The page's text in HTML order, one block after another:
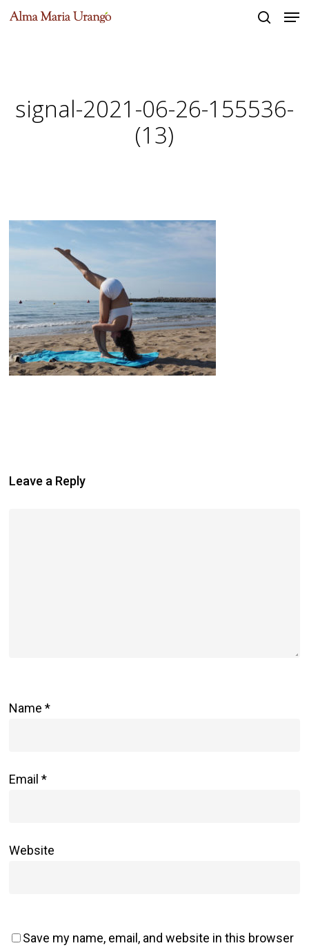
Skip
signal-2021-06-26-155536-
(13)
Leave a Reply
Name*
Email*
Website
Save my name, email, and website in this browser